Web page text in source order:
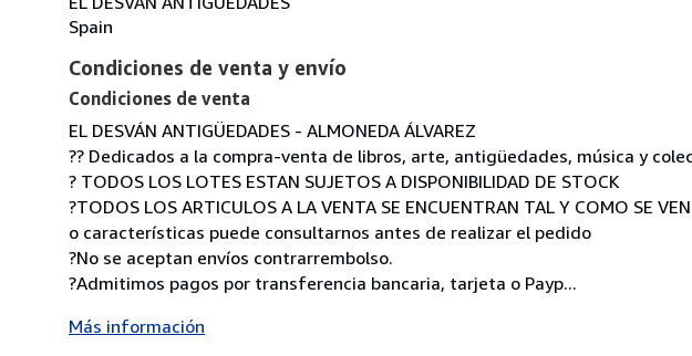
Spain
Condiciones de venta y envío
Condiciones de venta
EL DESVÁN ANTIGÜEDADES - ALMONEDA ÁLVAREZ
?? Dedicados a la compra-venta de libros, arte, antigüedades, música y
? TODOS LOS LOTES ESTAN SUJETOS A DISPONIBILIDAD DE STOCK
?TODOS LOS ARTICULOS A LA VENTA SE ENCUENTRAN TAL Y COMO SE
o características puede consultarnos antes de realizar el pedido
?No se aceptan envíos contrarrembolso.
?Admitimos pagos por transferencia bancaria, tarjeta o Payp...
Más información